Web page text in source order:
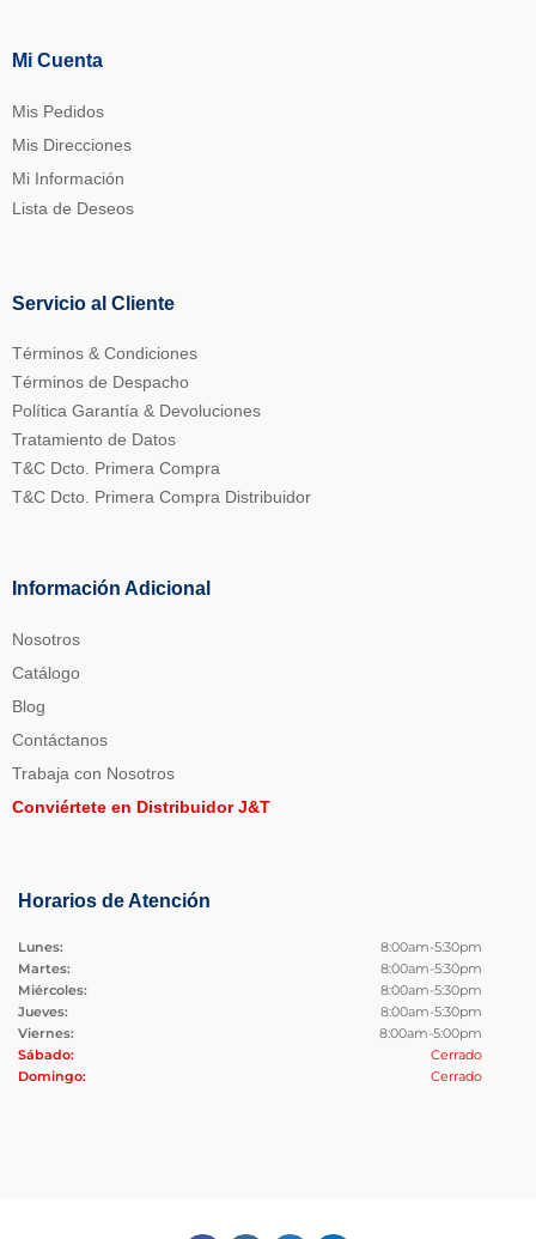
Mi Cuenta
Mis Pedidos
Mis Direcciones
Mi Información
Lista de Deseos
Servicio al Cliente
Términos & Condiciones
Términos de Despacho
Política Garantía & Devoluciones
Tratamiento de Datos
T&C Dcto. Primera Compra
T&C Dcto. Primera Compra Distribuidor
Información Adicional
Nosotros
Catálogo
Blog
Contáctanos
Trabaja con Nosotros
Conviértete en Distribuidor J&T
Horarios de Atención
Lunes:
8:00am-5:30pm
Martes:
8:00am-5:30pm
Miércoles:
8:00am-5:30pm
Jueves:
8:00am-5:30pm
Viernes:
8:00am-5:00pm
Sábado:
Cerrado
Domingo:
Cerrado